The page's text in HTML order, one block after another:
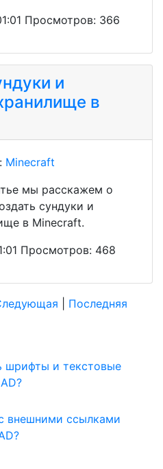
Просмотров: 366
и
в
Minecraft
мы расскажем о
сундуки и
в Minecraft.
Просмотров: 468
Последняя
шрифты и текстовые
внешними ссылками